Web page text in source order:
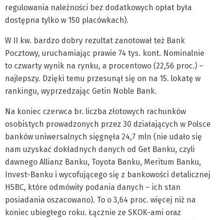
regulowania należności bez dodatkowych opłat była
dostępna tylko w 150 placówkach).
W II kw. bardzo dobry rezultat zanotował też Bank
Pocztowy, uruchamiając prawie 74 tys. kont. Nominalnie
to czwarty wynik na rynku, a procentowo (22,56 proc.) –
najlepszy. Dzięki temu przesunął się on na 15. lokatę w
rankingu, wyprzedzając Getin Noble Bank.
Na koniec czerwca br. liczba złotowych rachunków
osobistych prowadzonych przez 30 działających w Polsce
banków uniwersalnych sięgnęła 24,7 mln (nie udało się
nam uzyskać dokładnych danych od Get Banku, czyli
dawnego Allianz Banku, Toyota Banku, Meritum Banku,
Invest-Banku i wycofującego się z bankowości detalicznej
HSBC, które odmówiły podania danych – ich stan
posiadania oszacowano). To o 3,64 proc. więcej niż na
koniec ubiegłego roku. Łącznie ze SKOK-ami oraz